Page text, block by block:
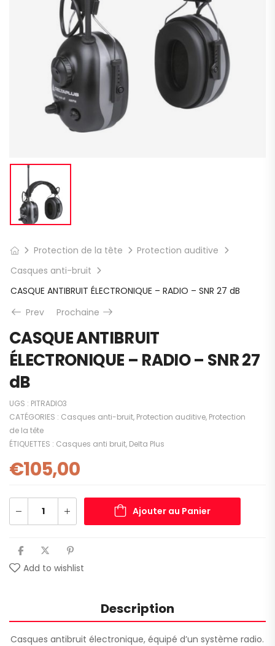
Protection de la tête
Protection auditive
Casques anti-bruit
CASQUE ANTIBRUIT ÉLECTRONIQUE – RADIO – SNR 27 dB
Prev
Prochaine
CASQUE ANTIBRUIT
ÉLECTRONIQUE – RADIO – SNR 27
dB
UGS : PITRADIO3
CATÉGORIES : Casques anti-bruit, Protection auditive, Protection
de la tête
ÉTIQUETTES : Casques anti bruit, Delta Plus
€105,00
Ajouter au Panier
Add to wishlist
Description
Casques antibruit électronique, équipé d’un système radio.